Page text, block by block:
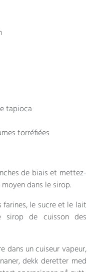
tapioca
torréfiées
de biais et mettez-
dans le sirop.
farines,le sucre et le lait
de cuisson des
dans un cuiseur vapeur,
dekk deretter med